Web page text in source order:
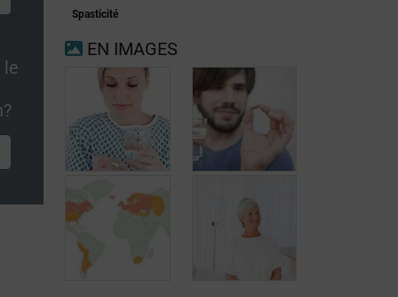
le
Spasticité
EN IMAGES
Traitement oral
dyméthyl
fumarate
Traitement de la
natalizumab
(Tysabri®)